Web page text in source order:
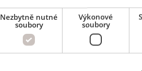
Nezbytně nutné
soubory
Výkonové
soubory